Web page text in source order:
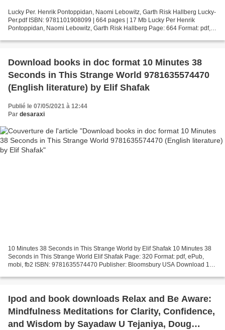
Lucky Per. Henrik Pontoppidan, Naomi Lebowitz, Garth Risk Hallberg Lucky-
Per.pdf ISBN: 9781101908099 | 664 pages | 17 Mb Lucky Per Henrik
Pontoppidan, Naomi Lebowitz, Garth Risk Hallberg Page: 664 Format: pdf,
Download books in doc format 10 Minutes 38
Seconds in This Strange World 9781635574470
(English literature) by Elif Shafak
Publié le 07/05/2021 à 12:44
Par desaraxi
10 Minutes 38 Seconds in This Strange World by Elif Shafak 10 Minutes 38
Seconds in This Strange World Elif Shafak Page: 320 Format: pdf, ePub,
mobi, fb2 ISBN: 9781635574470 Publisher: Bloomsbury USA Download 10
Ipod and book downloads Relax and Be Aware:
Mindfulness Meditations for Clarity, Confidence,
and Wisdom by Sayadaw U Tejaniya, Doug